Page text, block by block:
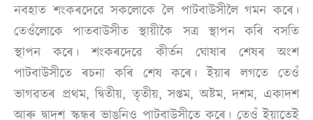
নবহাত শংকৰদেৱে সকলোকে লৈ পাটবাউসীলৈ গমন কৰে।
তেওঁলোকে পাতবাউসীত স্থায়ীকৈ সত্ৰ স্থাপন কৰি বসতি
স্থাপন কৰে। শংকৰদেৱে কীৰ্তন ঘোষাৰ শেষৰ অংশ
পাটবাউসীতে ৰচনা কৰি শেষ কৰে। ইয়াৰ লগতে তেওঁ
ভাগৱতৰ প্ৰথম, দ্বিতীয়, তৃতীয়, সপ্তম, অষ্টম, দশম, একাদশ
আৰু দ্বাদশ স্কন্ধৰ ভাঙনিও পাটবাউসীতে কৰে। তেওঁ ইয়াতেই